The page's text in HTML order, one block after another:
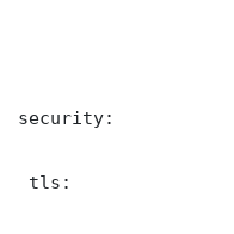
security:
tls: